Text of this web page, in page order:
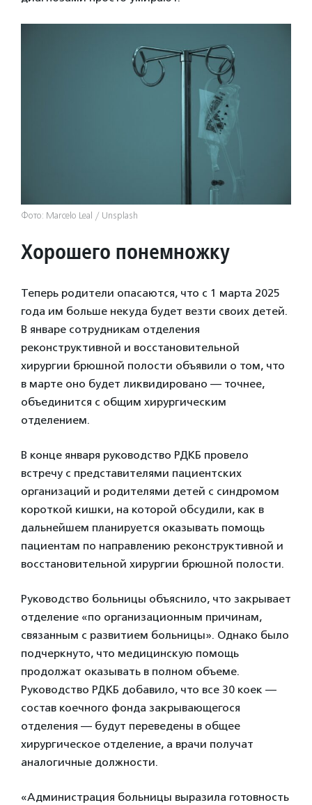
Фото: Marcelo Leal / Unsplash
Хорошего понемножку
Теперь родители опасаются, что с 1 марта 2025
года им больше некуда будет везти своих детей.
В январе сотрудникам отделения
реконструктивной и восстановительной
хирургии брюшной полости объявили о том, что
в марте оно будет ликвидировано — точнее,
объединится с общим хирургическим
отделением.
В конце января руководство РДКБ провело
встречу с представителями пациентских
организаций и родителями детей с синдромом
короткой кишки, на которой обсудили, как в
дальнейшем планируется оказывать помощь
пациентам по направлению реконструктивной и
восстановительной хирургии брюшной полости.
Руководство больницы объяснило, что закрывает
отделение «по организационным причинам,
связанным с развитием больницы». Однако было
подчеркнуто, что медицинскую помощь
продолжат оказывать в полном объеме.
Руководство РДКБ добавило, что все 30 коек —
состав коечного фонда закрывающегося
отделения — будут переведены в общее
хирургическое отделение, а врачи получат
аналогичные должности.
«Администрация больницы выразила готовность